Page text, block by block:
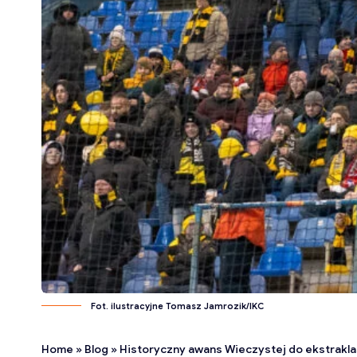
Fot. ilustracyjne Tomasz Jamrozik/IKC
Home » Blog » Historyczny awans Wieczystej do